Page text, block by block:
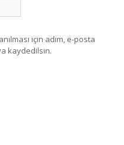
için adım, e-posta
kaydedilsin.